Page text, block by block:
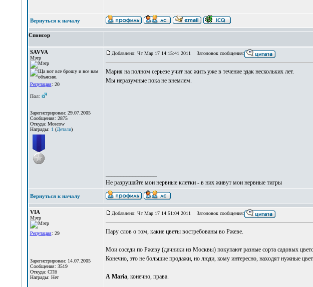
Вернуться к началу
Спонсор
SAVVA
Мэтр
Репутация: 20
Пол:
Зарегистрирован: 29.07.2005
Сообщения: 2875
Откуда: Moscow
Награды: 1 (Детали)
Добавлено: Чт Мар 17 14:15:41 2011 Заголовок сообщения:
Мария на полном серьезе учит нас жить уже в течение эдак нескольких лет.
Мы неразумные пока не внемлем.
Не разрушайте мои нервные клетки - в них живут мои нервные тигры
Вернуться к началу
VIA
Мэтр
Репутация: 29
Зарегистрирован: 14.07.2005
Сообщения: 3519
Откуда: СПб
Награды: Нет
Добавлено: Чт Мар 17 14:51:04 2011 Заголовок сообщения:
Пару слов о том, какие цветы востребованы во Ржеве.
Мои соседи по Ржеву (дачники из Москвы) покупают разные сорта садовых
Конечно, это не большие продажи, но люди, кому интересно, находят нужные
А Maria, конечно, права.